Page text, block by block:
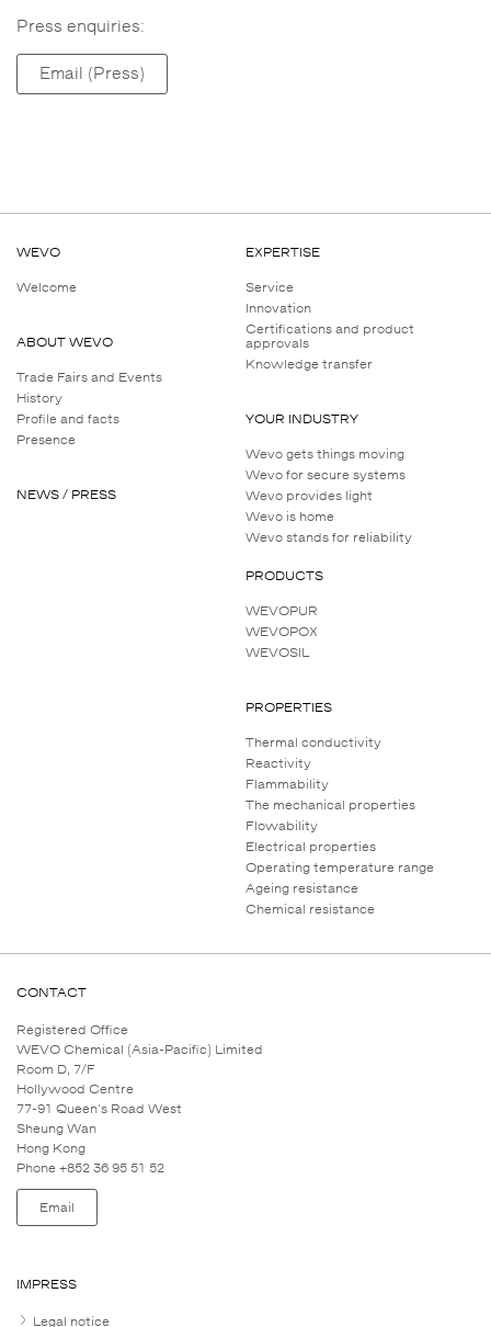
Press enquiries:
Email (Press)
WEVO
Welcome
ABOUT WEVO
Trade Fairs and Events
History
Profile and facts
Presence
NEWS / PRESS
EXPERTISE
Service
Innovation
Certifications and product
approvals
Knowledge transfer
YOUR INDUSTRY
Wevo gets things moving
Wevo for secure systems
Wevo provides light
Wevo is home
Wevo stands for reliability
PRODUCTS
WEVOPUR
WEVOPOX
WEVOSIL
PROPERTIES
Thermal conductivity
Reactivity
Flammability
The mechanical properties
Flowability
Electrical properties
Operating temperature range
Ageing resistance
Chemical resistance
CONTACT
Registered Office
WEVO Chemical (Asia-Pacific) Limited
Room D, 7/F
Hollywood Centre
77-91 Queen's Road West
Sheung Wan
Hong Kong
Phone +852 36 95 51 52
Email
IMPRESS
Legal notice